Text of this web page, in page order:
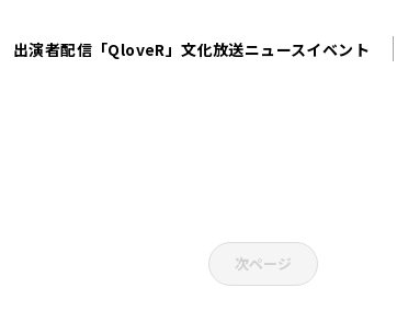
出演者配信「QloveR」文化放送ニュースイベント
次ページ